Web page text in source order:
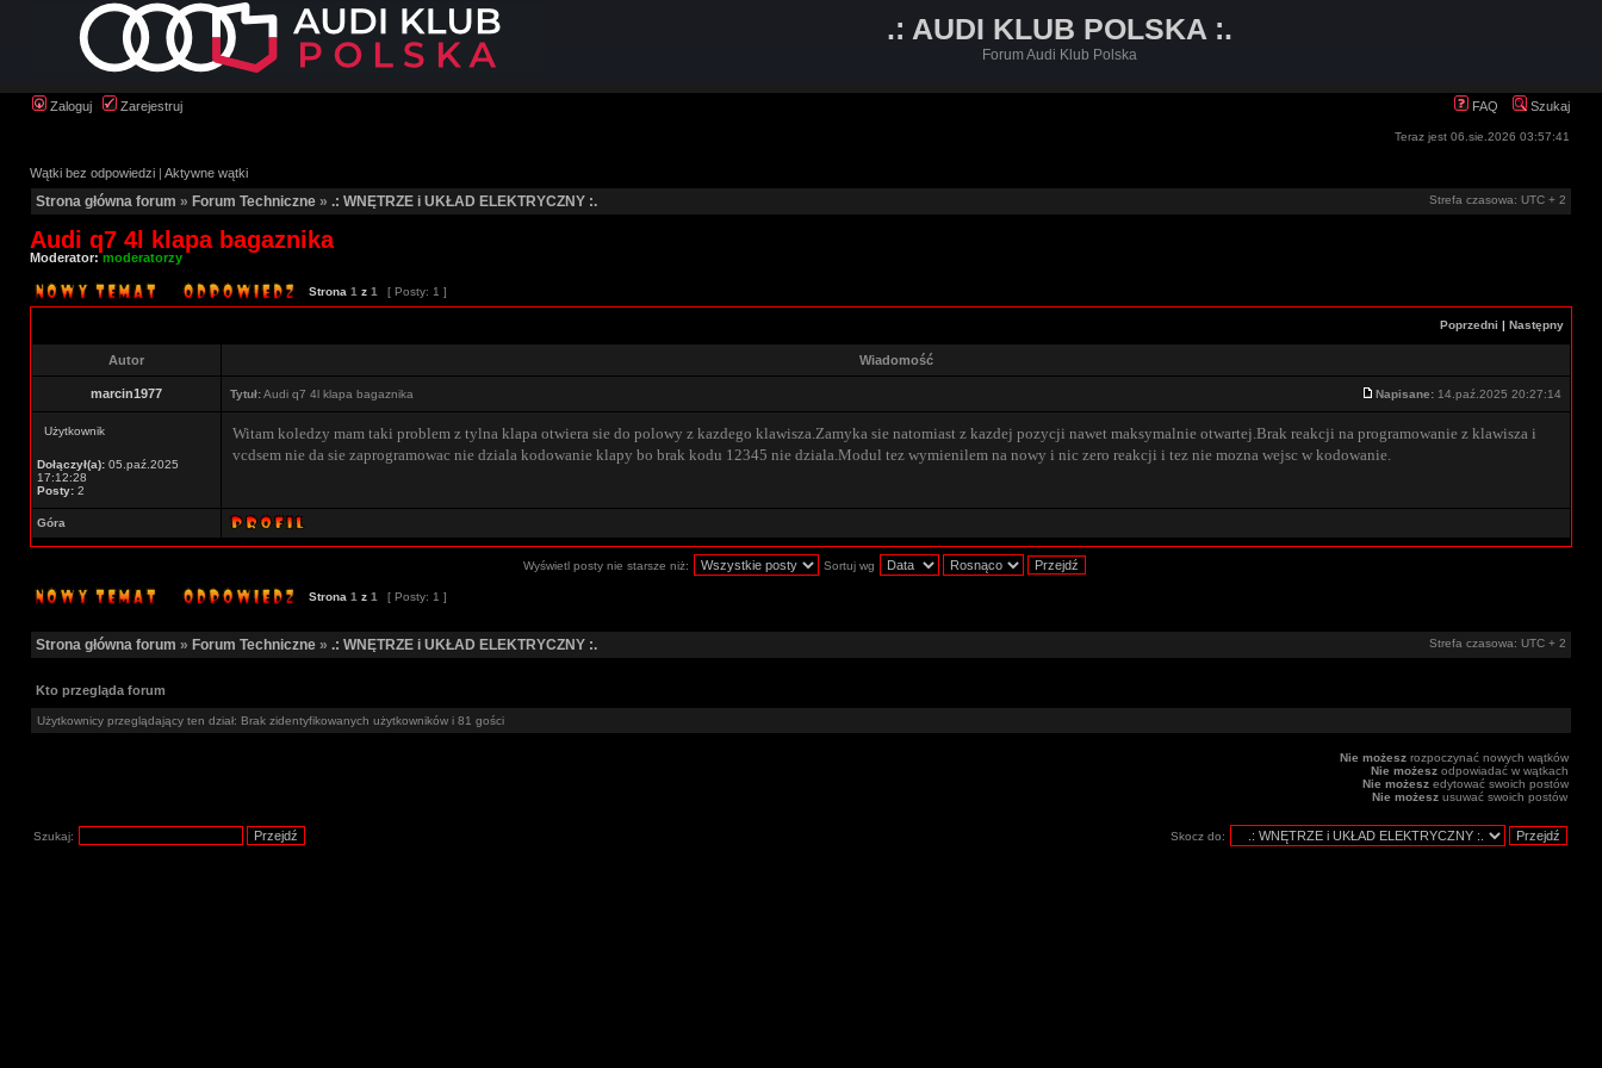
.: AUDI KLUB POLSKA :.
Forum Audi Klub Polska
Zaloguj Zarejestruj FAQ Szukaj
Teraz jest 06.sie.2026 03:57:41
Wątki bez odpowiedzi | Aktywne wątki
Strona główna forum » Forum Techniczne » .: WNĘTRZE i UKŁAD ELEKTRYCZNY :. Strefa czasowa: UTC + 2
Audi q7 4l klapa bagaznika
Moderator:moderatorzy
Strona 1 z 1 [ Posty: 1 ]
Poprzedni | Następny
Autor Wiadomość
marcin1977 Tytuł:Audi q7 4l klapa bagaznika Napisane: 14.paź.2025 20:27:14
Użytkownik
Dołączył(a): 05.paź.2025
17:12:28
Posty: 2
Witam koledzy mam taki problem z tylna klapa otwiera sie do polowy z kazdego klawisza.Zamyka sie natomiast z kazdej pozycji nawet maksymalnie otwartej.Brak reakcji na programowanie z klawisza i
vcdsem nie da sie zaprogramowac nie dziala kodowanie klapy bo brak kodu 12345 nie dziala.Modul tez wymienilem na nowy i nic zero reakcji i tez nie mozna wejsc w kodowanie.
Góra
Wyświetl posty nie starsze niż: Sortuj wg
Strona 1 z 1 [ Posty: 1 ]
Strona główna forum » Forum Techniczne » .: WNĘTRZE i UKŁAD ELEKTRYCZNY :. Strefa czasowa: UTC + 2
Kto przegląda forum
Użytkownicy przeglądający ten dział: Brak zidentyfikowanych użytkowników i 81 gości
Nie możesz rozpoczynać nowych wątków
Nie możesz odpowiadać w wątkach
Nie możesz edytować swoich postów
Nie możesz usuwać swoich postów
Szukaj: Skocz do: